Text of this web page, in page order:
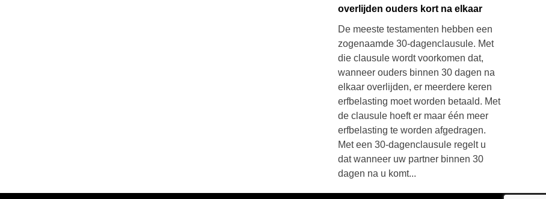
overlijden ouders kort na elkaar
De meeste testamenten hebben een
zogenaamde 30-dagenclausule. Met
die clausule wordt voorkomen dat,
wanneer ouders binnen 30 dagen na
elkaar overlijden, er meerdere keren
erfbelasting moet worden betaald. Met
de clausule hoeft er maar één meer
erfbelasting te worden afgedragen.
Met een 30-dagenclausule regelt u
dat wanneer uw partner binnen 30
dagen na u komt...